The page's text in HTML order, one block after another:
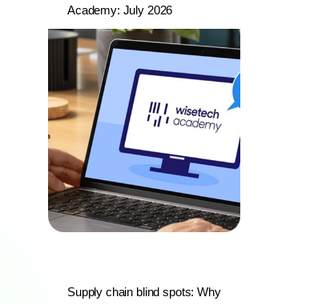
Academy: July 2026
Supply chain blind spots: Why